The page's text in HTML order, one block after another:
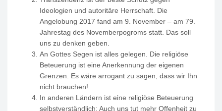
Ideologien und autoritäre Herrschaft. Die
Angelobung 2017 fand am 9. November – am 79.
Jahrestag des Novemberpogroms statt. Das soll
uns zu denken geben.
An Gottes Segen ist alles gelegen. Die religiöse
Beteuerung ist eine Anerkennung der eigenen
Grenzen. Es wäre arrogant zu sagen, dass wir Ihn
nicht brauchen!
In anderen Ländern ist eine religiöse Beteuerung
selbstverständlich: Auch uns tut mehr Offenheit zu